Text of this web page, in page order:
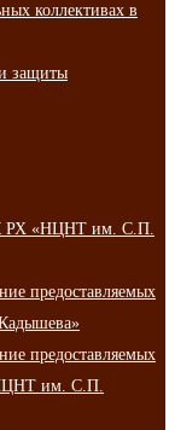
коллективах в
защиты
РХ «НЦНТ им. С.П.
предоставляемых
предоставляемых
им. С.П.